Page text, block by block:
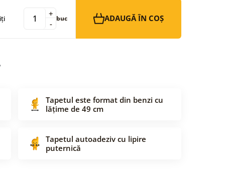
-
+ buc ADAUGĂ ÎN COȘ
Tapetul este format din benzi cu
lățime de 49 cm
Tapetul autoadeziv cu lipire
puternică